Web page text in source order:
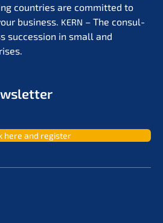
count­ries are commit­ted to
business. KERN – The consul­
succes­si­on in small and
here and register